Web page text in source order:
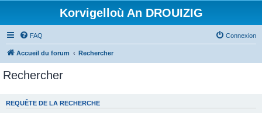
Korvigelloù An DROUIZIG
FAQ Connexion
Accueil du forum Rechercher
Rechercher
REQUÊTE DE LA RECHERCHE